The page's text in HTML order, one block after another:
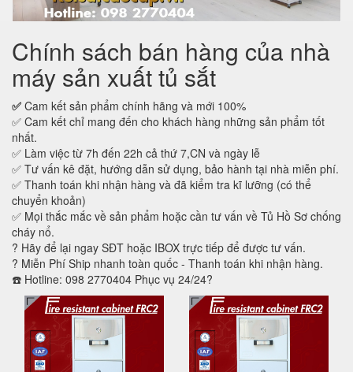
Chính sách bán hàng của nhà
máy sản xuất tủ sắt
✅ Cam kết sản phẩm chính hãng và mới 100%
✅ Cam kết chỉ mang đến cho khách hàng những sản phẩm tốt
nhất.
✅ Làm việc từ 7h đến 22h cả thứ 7,CN và ngày lễ
✅ Tư vấn kê đặt, hướng dẫn sử dụng, bảo hành tại nhà miễn phí.
✅ Thanh toán khi nhận hàng và đã kiểm tra kĩ lưỡng (có thể
chuyển khoản)
✅ Mọi thắc mắc về sản phẩm hoặc cần tư vấn về Tủ Hồ Sơ chống
cháy nổ.
? Hãy để lại ngay SĐT hoặc IBOX trực tiếp để được tư vấn.
? Miễn Phí Ship nhanh toàn quốc - Thanh toán khi nhận hàng.
☎️ Hotline: 098 2770404 Phục vụ 24/24?